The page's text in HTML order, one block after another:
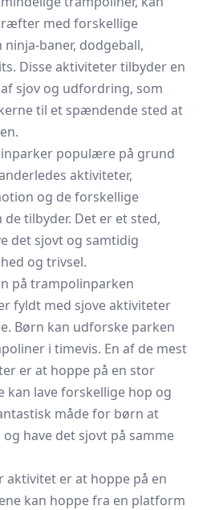
med forskellige
baner, dodgeball,
Disse aktiviteter tilbyder en
sjov og udfordring, som
til et spændende sted at
populære på grund
aktiviteter,
og de forskellige
tilbyder. Det er et sted,
det sjovt og samtidig
og trivsel.
på trampolinparken
fyldt med sjove aktiviteter
Børn kan udforske parken
i timevis. En af de mest
er at hoppe på en stor
kan lave forskellige hop og
måde for børn at
have det sjovt på samme
aktivitet er at hoppe på en
kan hoppe fra en platform